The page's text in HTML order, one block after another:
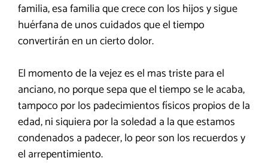
familia, esa familia que crece con los hijos y sigue
huérfana de unos cuidados que el tiempo
convertirán en un cierto dolor.
El momento de la vejez es el mas triste para el
anciano, no porque sepa que el tiempo se le acaba,
tampoco por los padecimientos físicos propios de la
edad, ni siquiera por la soledad a la que estamos
condenados a padecer, lo peor son los recuerdos y
el arrepentimiento.